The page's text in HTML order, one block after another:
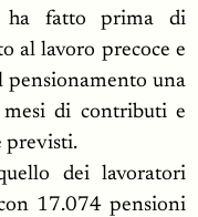
ha fatto prima di
al lavoro precoce e
pensionamento una
di contributi e
previsti.
dei lavoratori
17.074 pensioni